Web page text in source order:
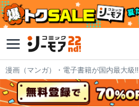
漫画（マンガ）・電子書籍が国内最大級!!